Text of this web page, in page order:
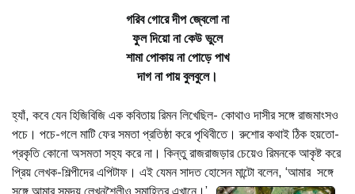
গরিব গোরে দীপ জ্বেলো না
ফুল দিয়ো না কেউ ভুলে
শামা পোকায় না পোড়ে পাখ
দাগ না পায় বুলবুলে।
হ্যাঁ, কবে যেন হিজিবিজি এক কবিতায় রিমন লিখেছিল- কোথাও দাসীর সঙ্গে রাজমাংসও
পচে। পচে-গলে মাটি ফের সমতা প্রতিষ্ঠা করে পৃথিবীতে। রুশোর কথাই ঠিক হয়তো-
প্রকৃতি কোনো অসমতা সহ্য করে না। কিন্তু রাজরাজড়ার চেয়েও রিমনকে আকৃষ্ট করে
প্রিয় লেখক-শিল্পীদের এপিটাফ। এই যেমন সাদত হোসেন মান্টো বলেন, ‘আমার সঙ্গে
সঙ্গে আমার সমুদয় লেখনশৈলীও সমাহিত্র এখানে।’